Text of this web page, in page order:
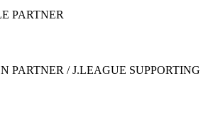
PARTNER
PARTNER / J.LEAGUE SUPPORTING